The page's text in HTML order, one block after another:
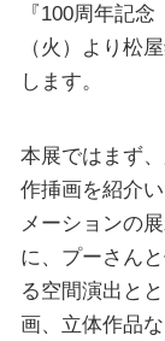
『100周年記
（火）より松
します。
本展ではまず
作挿画を紹介
メーションの
に、プーさん
る空間演出と
画、立体作品